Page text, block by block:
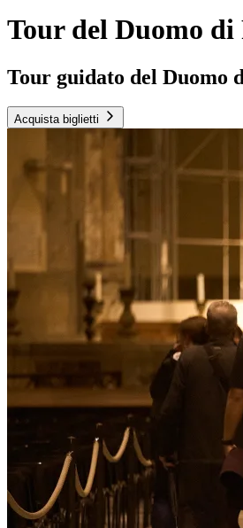
Tour del Duomo di
Tour guidato del Duomo
Acquista biglietti